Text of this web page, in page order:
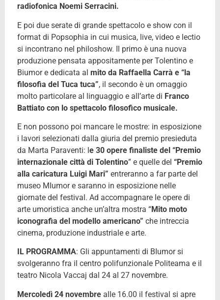
radiofonica Noemi Serracini.
E poi due serate di grande spettacolo e show con il
format di Popsophia in cui musica, live, video e lectio
si incontrano nel philoshow. Il primo è una nuova
produzione pensata appositamente per Tolentino e
Biumor e dedicata al mito da Raffaella Carrà e “la
filosofia del Tuca tuca”, il secondo è un omaggio
molto particolare al linguaggio e all’arte di Franco
Battiato con lo spettacolo filosofico musicale.
E non possono poi mancare le mostre: in esposizione
i lavori selezionati dalla giuria del premio presieduta
da Marta Paraventi: le 30 opere finaliste del “Premio
internazionale città di Tolentino” e quelle del “Premio
alla caricatura Luigi Mari” entreranno a far parte del
museo MIumor e saranno in esposizione nelle
giornate del festival. Ad accompagnare le opere di
arte umoristica anche un’altra mostra “Mito moto
iconografia del modello americano” che intreccia
cinema, produzione industriale e arte.
IL PROGRAMMA: Gli appuntamenti di BIumor si
svolgeranno fra il centro polifunzionale Politeama e il
teatro Nicola Vaccaj dal 24 al 27 novembre.
Mercoledì 24 novembre alle 16.00 il festival si apre